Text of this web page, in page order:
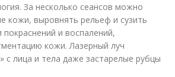
За несколько сеансов можно
кожи, выровнять рельеф и сузить
и воспалений,
кожи. Лазерный луч
с лица и тела даже застарелые рубцы